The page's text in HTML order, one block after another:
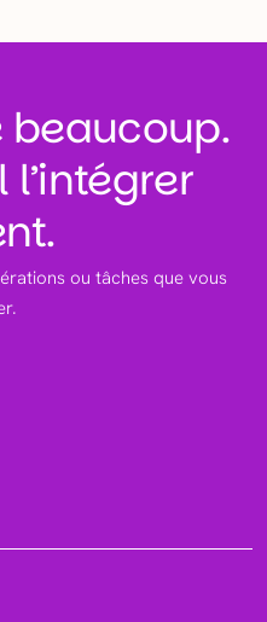
ou tâches que vous